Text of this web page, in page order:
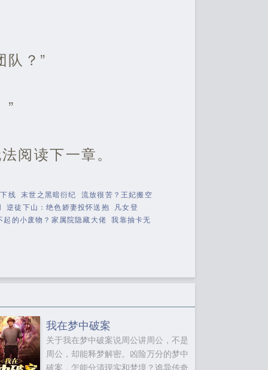
队？”
”
阅读下一章。
线 末世之黑暗衍纪 流放很苦？王妃搬空
逆徒下山：绝色娇妻投怀送抱
凡女登
起的小废物？家属院隐藏大佬 我靠抽卡无
我在梦中破案
关于我在梦中破案说周公讲周公，不是
周公，却能释梦解密。凶险万分的梦中
破案，怎能分清现实和梦境？诡异传奇